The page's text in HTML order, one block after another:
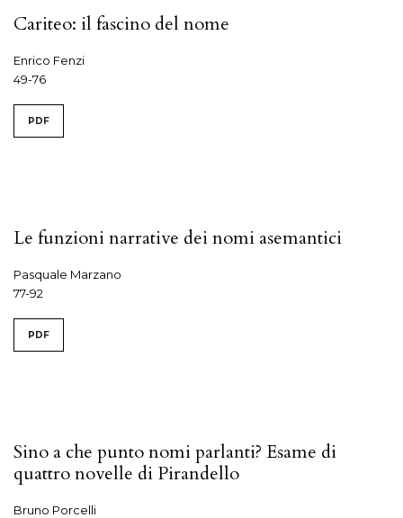
Cariteo: il fascino del nome
Enrico Fenzi
49-76
PDF
Le funzioni narrative dei nomi asemantici
Pasquale Marzano
77-92
PDF
Sino a che punto nomi parlanti? Esame di
quattro novelle di Pirandello
Bruno Porcelli